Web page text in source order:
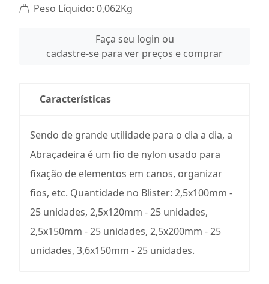
Peso Líquido: 0,062Kg
Faça seu login ou
cadastre-se para ver preços e comprar
Características
Sendo de grande utilidade para o dia a dia, a
Abraçadeira é um fio de nylon usado para
fixação de elementos em canos, organizar
fios, etc. Quantidade no Blister: 2,5x100mm -
25 unidades, 2,5x120mm - 25 unidades,
2,5x150mm - 25 unidades, 2,5x200mm - 25
unidades, 3,6x150mm - 25 unidades.